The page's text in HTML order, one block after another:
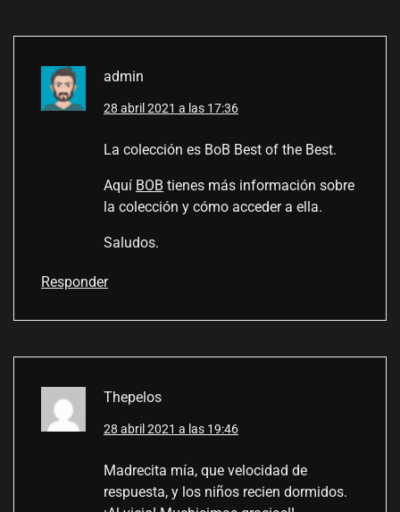
admin
28 abril 2021 a las 17:36
La colección es BoB Best of the Best.
Aquí BOB tienes más información sobre
la colección y cómo acceder a ella.
Saludos.
Responder
Thepelos
28 abril 2021 a las 19:46
Madrecita mía, que velocidad de
respuesta, y los niños recien dormidos.